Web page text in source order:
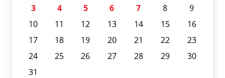
3
4 5 6 7 8
9
10
11 12 13 14 15
16
17
18 19 20 21 22
23
24
25 26 27 28 29
30
31